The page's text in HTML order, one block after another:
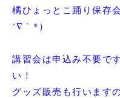
橘ひょっとこ踊り保存
´∇｀*）
講習会は申込み不要で
い！
グッズ販売も行います